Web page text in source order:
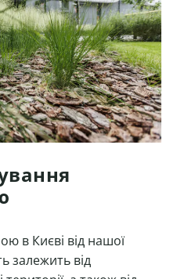
в Києві від нашої
залежить від